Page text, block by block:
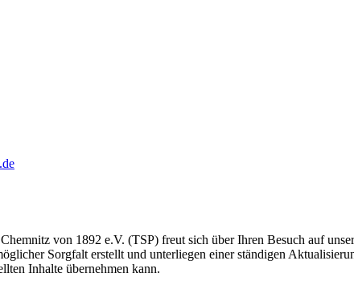
von 1892 e.V. (TSP) freut sich über Ihren Besuch auf
Sorgfalt erstellt und unterliegen einer ständigen
Inhalte übernehmen kann.